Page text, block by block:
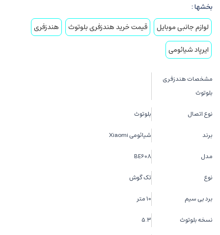
بخشها :
لوازم جانبی موبایل
قیمت خرید هندزفری بلوتوث
هندزفری
ایرپاد شیائومی
مشخصات هندزفری
بلوتوث
نوع اتصال بلوتوث
برند شیائومی Xiaomi
مدل BE608
نوع تک گوش
برد بی سیم 10 متر
نسخه بلوتوث ۵.۳